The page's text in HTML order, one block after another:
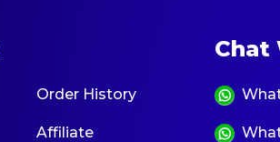
Order History
Affiliate
Chat